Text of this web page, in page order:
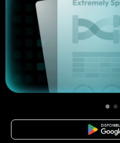
Descarga